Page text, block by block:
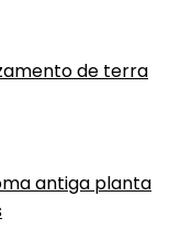
de terra
antiga planta